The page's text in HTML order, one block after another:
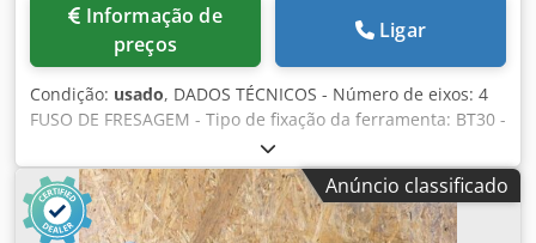
preços
Ligar
Condição: usado, DADOS TÉCNICOS - Número de eixos: 4
FUSO DE FRESAGEM - Tipo de fixação da ferramenta: BT30 -
Potência do motor do fuso: 4,9 [kW] - Velocidade do fuso:
16.000 [rpm] Codpsxzu T Ssfx Ak Eerf EIXOS LINEARES -
Curso dos eixos X/Y/Z: 700 x 400 x 300 [mm] - Velocidade
rápida (X/Y/Z): 50 / 50 / 56 [m/min] - Avanço (X/Y/Z): 1 -
Anúncio classificado